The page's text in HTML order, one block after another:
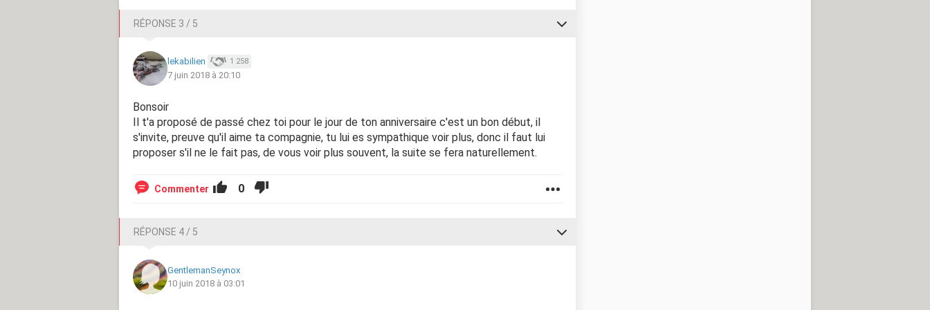
RÉPONSE 3 / 5
lekabilien 1 258
7 juin 2018 à 20:10
Bonsoir
Il t'a proposé de passé chez toi pour le jour de ton anniversaire c'est un bon début, il
s'invite, preuve qu'il aime ta compagnie, tu lui es sympathique voir plus, donc il faut lui
proposer s'il ne le fait pas, de vous voir plus souvent, la suite se fera naturellement.
Commenter 0
RÉPONSE 4 / 5
GentlemanSeynox
10 juin 2018 à 03:01